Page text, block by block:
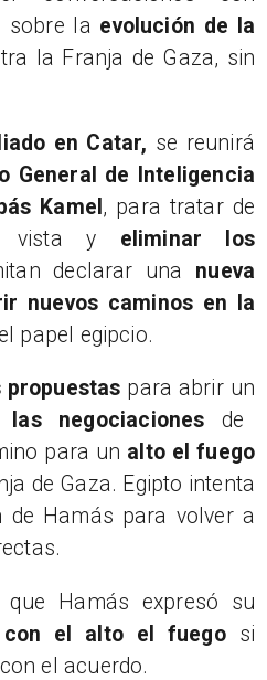
sobre la evolución de la
la Franja de Gaza, sin
en Catar, se reunirá
General de Inteligencia
Kamel , para tratar de
vista y eliminar los
declarar una nueva
nuevos caminos en la
papel egipcio.
propuestas para abrir un
negociaciones de
para un alto el fuego
de Gaza. Egipto intenta
de Hamás para volver a
Hamás expresó su
el alto el fuego si
el acuerdo.